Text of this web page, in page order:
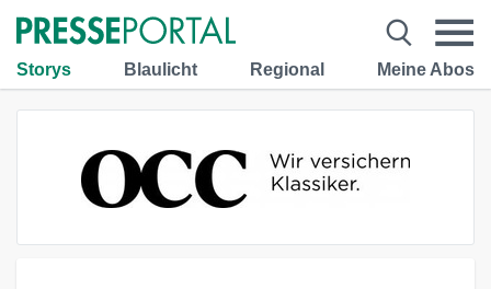
Storys Blaulicht Regional Meine Abos